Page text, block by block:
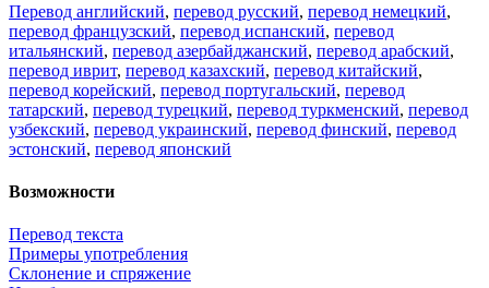
Перевод английский, перевод русский, перевод немецкий,
перевод французский, перевод испанский, перевод
итальянский, перевод азербайджанский, перевод арабский,
перевод иврит, перевод казахский, перевод китайский,
перевод корейский, перевод португальский, перевод
татарский, перевод турецкий, перевод туркменский, перевод
узбекский, перевод украинский, перевод финский, перевод
эстонский, перевод японский
Возможности
Перевод текста
Примеры употребления
Склонение и спряжение